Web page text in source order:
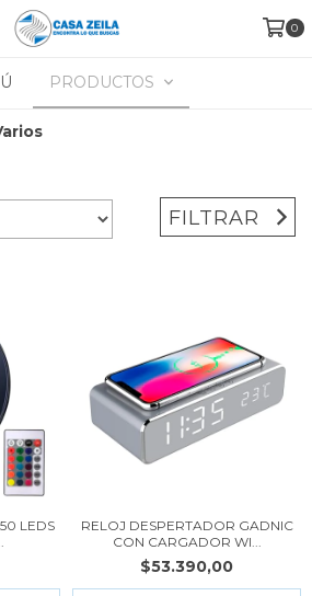
0
PRODUCTOS
FILTRAR
LEDS
RELOJ DESPERTADOR GADNIC
CON CARGADOR WI...
$53.390,00